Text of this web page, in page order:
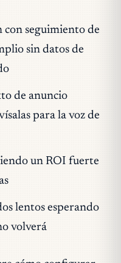
con seguimiento de
sin datos de
de anuncio
para la voz de
un ROI fuerte
lentos esperando
volverá